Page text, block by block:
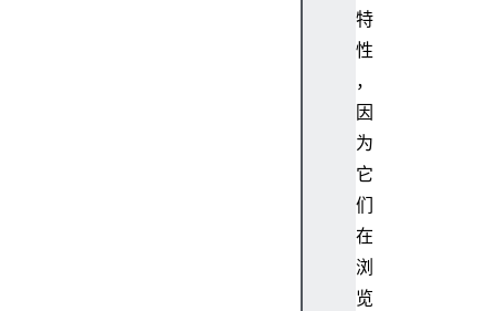
特
性
，
因
为
它
们
在
浏
览